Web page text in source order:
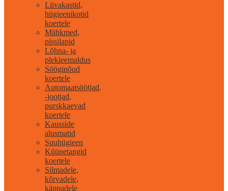
Liivakastid,
hügieenikotid
koertele
Mähkmed,
pissilapid
Lõhna- ja
plekieemaldus
Sööginõud
koertele
Automaatsöötjad,
-jootjad,
purskkaevad
koertele
Kausside
alusmatid
Suuhügieen
Küünetangid
koertele
Silmadele,
kõrvadele,
käppadele